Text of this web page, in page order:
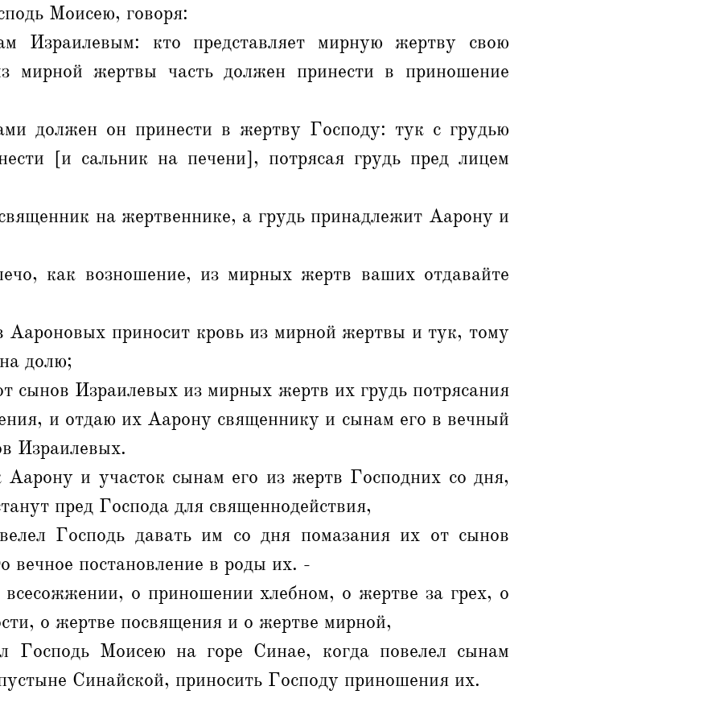
Моисею, говоря:
Израилевым: кто представляет мирную жертву свою
мирной жертвы часть должен принести в приношение
должен он принести в жертву Господу: тук с грудью
[и сальник на печени], потрясая грудь пред лицем
на жертвеннике, а грудь принадлежит Аарону и
как возношение, из мирных жертв ваших отдавайте
Аароновых приносит кровь из мирной жертвы и тук, тому
долю;
сынов Израилевых из мирных жертв их грудь потрясания
и отдаю их Аарону священнику и сынам его в вечный
Израилевых.
и участок сынам его из жертв Господних со дня,
пред Господа для священнодействия,
Господь давать им со дня помазания их от сынов
вечное постановление в роды их. -
о приношении хлебном, о жертве за грех, о
о жертве посвящения и о жертве мирной,
Господь Моисею на горе Синае, когда повелел сынам
Синайской, приносить Господу приношения их.